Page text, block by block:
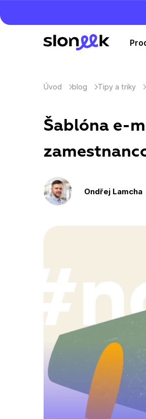
Úvod blog Tipy a triky
Šablóna e-
Ondřej Lamcha